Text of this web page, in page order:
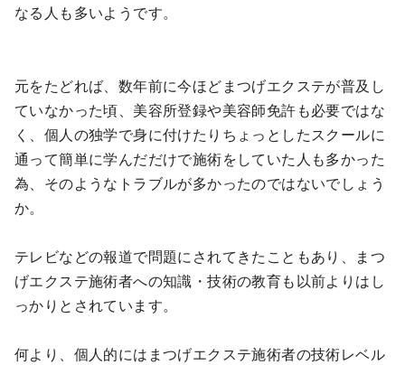
なる人も多いようです。
元をたどれば、数年前に今ほどまつげエクステが普及し
ていなかった頃、美容所登録や美容師免許も必要ではな
く、個人の独学で身に付けたりちょっとしたスクールに
通って簡単に学んだだけで施術をしていた人も多かった
為、そのようなトラブルが多かったのではないでしょう
か。
テレビなどの報道で問題にされてきたこともあり、まつ
げエクステ施術者への知識・技術の教育も以前よりはし
っかりとされています。
何より、個人的にはまつげエクステ施術者の技術レベル